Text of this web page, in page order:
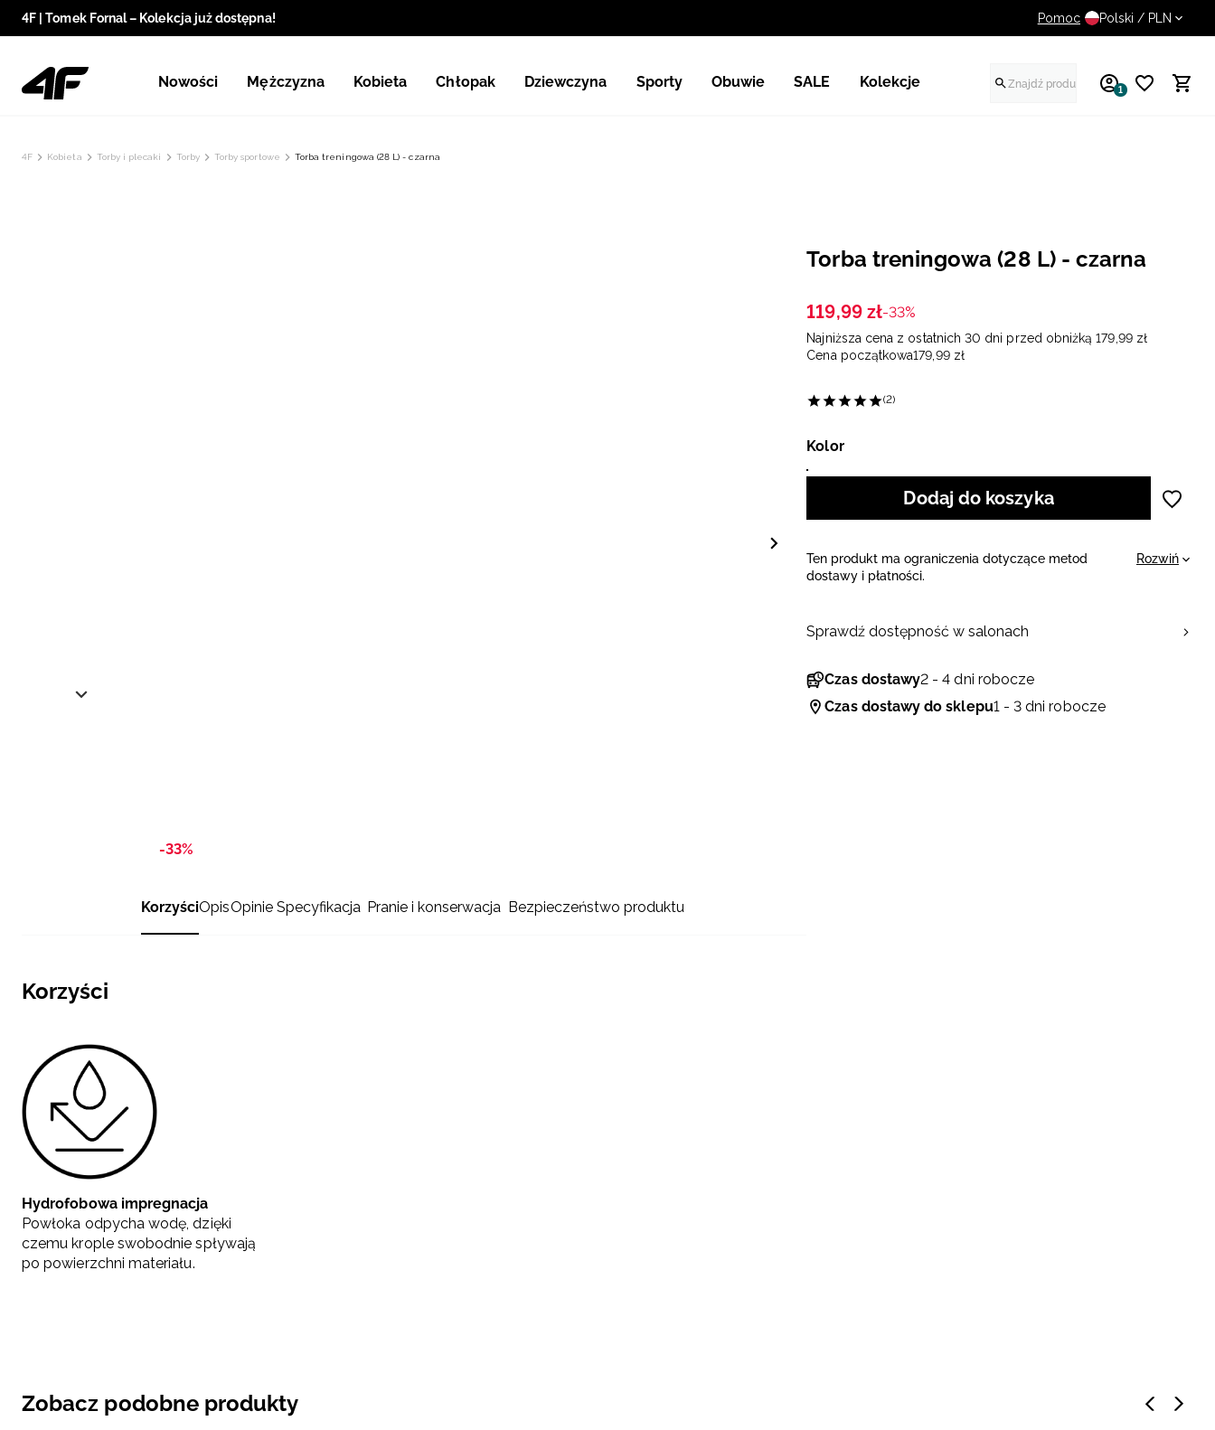
4F | Tomek Fornal – Kolekcja już dostępna! UWAGA NA FAŁSZYWE
Pomoc Polski / PLN
Nowości Mężczyzna Kobieta Chłopak Dziewczyna Sporty Obuwie SALE Kolekcje 1
4F Kobieta Torby i plecaki Torby Torby sportowe Torba treningowa (28 L) - czarna
-33%
KorzyściOpisOpinie Specyfikacja Pranie i konserwacja Bezpieczeństwo produktu
Korzyści
Hydrofobowa impregnacja
Powłoka odpycha wodę, dzięki
czemu krople swobodnie spływają
po powierzchni materiału.
Torba treningowa (28 L) - czarna
119,99 zł-33%
Najniższa cena z ostatnich 30 dni przed obniżką 179 99 zł
Cena początkowa179 99 zł
(2)
Kolor
Dodaj do koszyka
Ten produkt ma ograniczenia dotyczące metod
dostawy i płatności.
Rozwiń
je w kilku paczkach. Takie zamówienie realizujemy
Czas dostawy2 - 4 dni robocze
Czas dostawy do sklepu1 - 3 dni robocze
Sprawdź dostępność w salonach
Zobacz podobne produkty